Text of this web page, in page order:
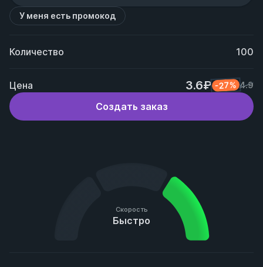
У меня есть промокод
Количество 100
Цена 3.6₽ -27% 4.9
Создать заказ
Скорость
Быстро